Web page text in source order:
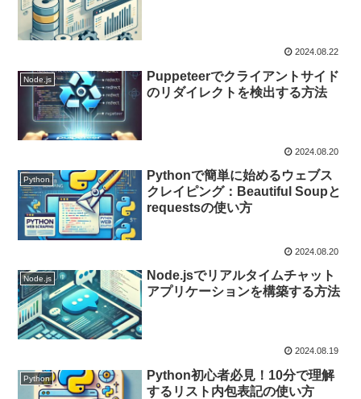
2024.08.22
Node.js
Puppeteerでクライアントサイド
のリダイレクトを検出する方法
2024.08.20
Python
Pythonで簡単に始めるウェブス
クレイピング：Beautiful Soupと
requestsの使い方
2024.08.20
Node.js
Node.jsでリアルタイムチャット
アプリケーションを構築する方法
2024.08.19
Python
Python初心者必見！10分で理解
するリスト内包表記の使い方